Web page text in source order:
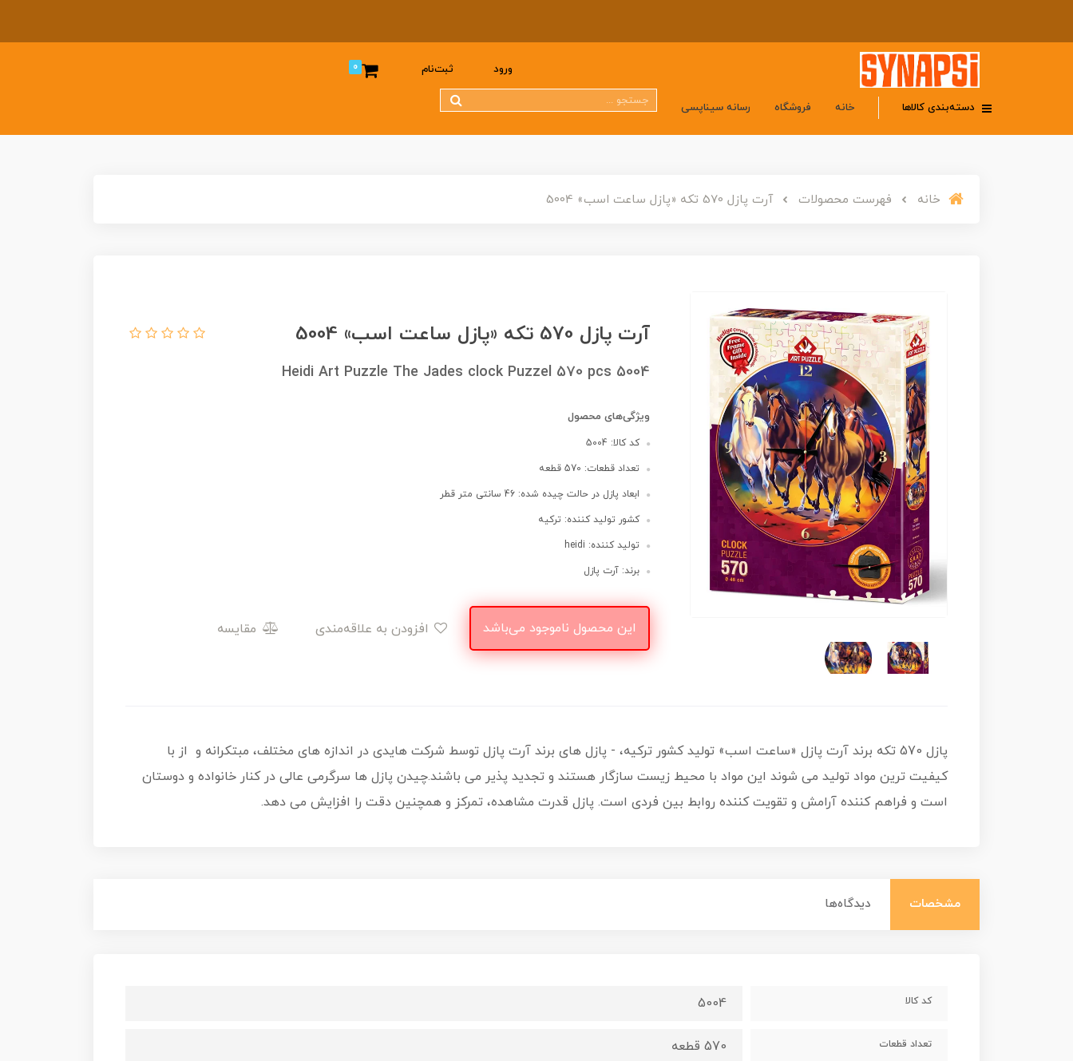
ورود ثبت‌نام 0
دسته‌بندی کالاها خانه فروشگاه رسانه سیناپسی
خانه فهرست محصولات آرت پازل 570 تکه «پازل ساعت اسب» 5004
آرت پازل 570 تکه «پازل ساعت اسب» 5004
Heidi Art Puzzle The Jades clock Puzzel 570 pcs 5004
ویژگی‌های محصول
کد کالا: 5004
تعداد قطعات: 570 قطعه
ابعاد پازل در حالت چیده شده: 46 سانتی متر قطر
کشور تولید کننده: ترکیه
تولید کننده: heidi
برند: آرت پازل
این محصول ناموجود می‌باشد مقایسه
پازل 570 تکه برند آرت پازل «ساعت اسب» تولید کشور ترکیه، - پازل های برند آرت پازل توسط شرکت هایدی در اندازه های مختلف، مبتکرانه و از با
کیفیت ترین مواد تولید می شوند این مواد با محیط زیست سازگار هستند و تجدید پذیر می باشند.چیدن پازل ها سرگرمی عالی در کنار خانواده و دوستان
است و فراهم کننده آرامش و تقویت کننده روابط بین فردی است. پازل قدرت مشاهده، تمرکز و همچنین دقت را افزایش می دهد.
مشخصات دیدگاه‌ها
کد کالا 5004
تعداد قطعات 570 قطعه